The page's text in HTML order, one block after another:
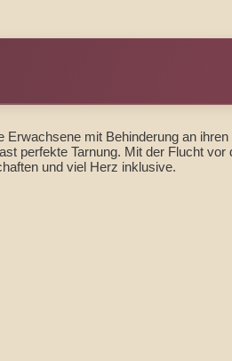
mit Behinderung an
perfekte Tarnung. Mit der Flucht vor
und viel Herz inklusive.